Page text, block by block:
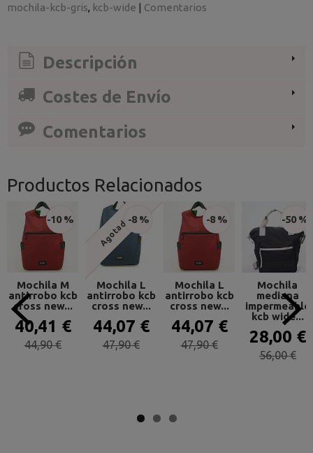
mochila-kcb-gris kcb-wide | Comentarios
Descripción
Costes de Envío
Comentarios
Productos Relacionados
-10 %
Mochila M
antirrobo kcb
cross new...
40,41 €
44,90 €
Agotado-8 %
Mochila L
antirrobo kcb
cross new...
44,07 €
47,90 €
-8 %
Mochila L
antirrobo kcb
cross new...
44,07 €
47,90 €
-50 %
Mochila
mediana
impermeable
kcb wide...
28,00 €
56,00 €